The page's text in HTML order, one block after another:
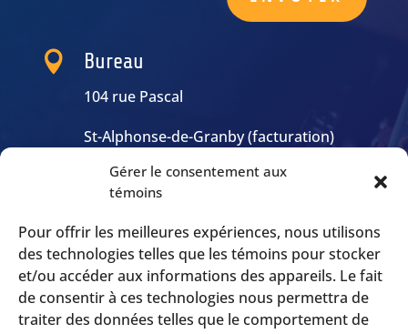
Gérer le consentement aux
témoins
Pour offrir les meilleures expériences, nous utilisons
des technologies telles que les témoins pour stocker
et/ou accéder aux informations des appareils. Le fait
de consentir à ces technologies nous permettra de
traiter des données telles que le comportement de
 Bureau
104 rue Pascal
St-Alphonse-de-Granby (facturation)
Heures
Lun-Ven: 9h00 – 17h00
Sam-Dim: Urgence seulement
 Appelez-nous